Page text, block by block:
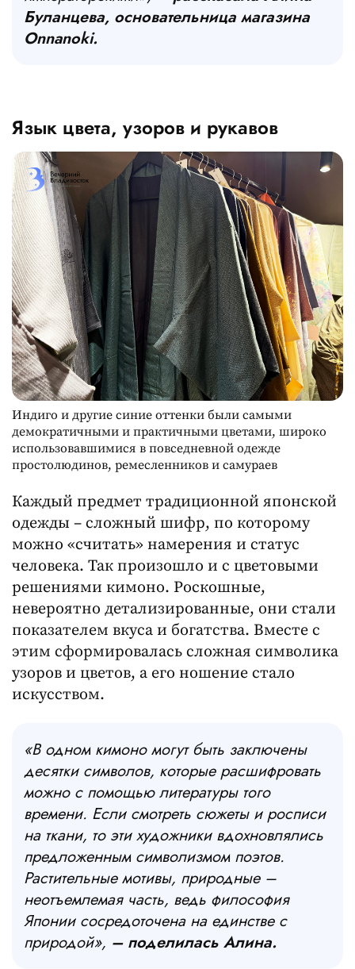
Буланцева, основательница магазина
Onnanoki.
Язык цвета, узоров и рукавов
Индиго и другие синие оттенки были самыми
демократичными и практичными цветами, широко
использовавшимися в повседневной одежде
простолюдинов, ремесленников и самураев
Каждый предмет традиционной японской
одежды – сложный шифр, по которому
можно «считать» намерения и статус
человека. Так произошло и с цветовыми
решениями кимоно. Роскошные,
невероятно детализированные, они стали
показателем вкуса и богатства. Вместе с
этим сформировалась сложная символика
узоров и цветов, а его ношение стало
искусством.
«В одном кимоно могут быть заключены
десятки символов, которые расшифровать
можно с помощью литературы того
времени. Если смотреть сюжеты и росписи
на ткани, то эти художники вдохновлялись
предложенным символизмом поэтов.
Растительные мотивы, природные –
неотъемлемая часть, ведь философия
Японии сосредоточена на единстве с
природой», – поделилась Алина.